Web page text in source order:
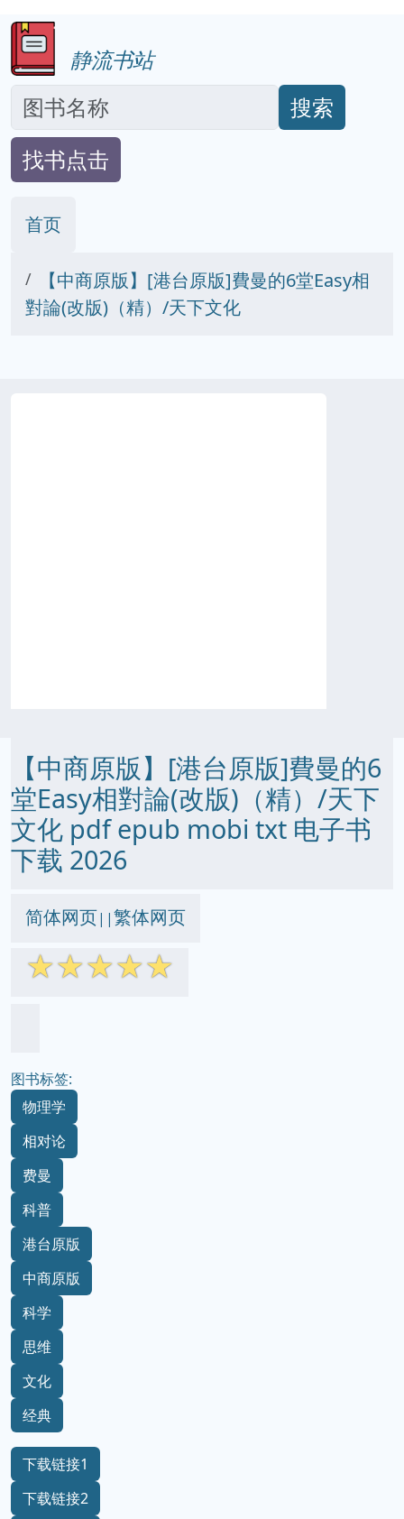
静流书站
搜索
找书点击
首页
【中商原版】[港台原版]費曼的6堂Easy相
對論(改版)（精）/天下文化
【中商原版】[港台原版]費曼的6
堂Easy相對論(改版)（精）/天下
文化 pdf epub mobi txt 电子书
下载 2026
简体网页||繁体网页
☆☆☆☆☆
图书标签:
物理学
相对论
费曼
科普
港台原版
中商原版
科学
思维
文化
经典
下载链接1
下载链接2